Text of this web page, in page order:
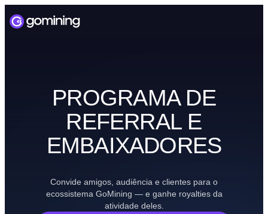
PROGRAMA DE
REFERRAL E
EMBAIXADORES
Convide amigos, audiência e clientes para o
ecossistema GoMining — e ganhe royalties da
atividade deles.